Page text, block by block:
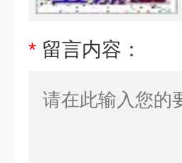
* 留言内容：